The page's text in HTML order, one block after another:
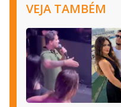
VEJA TAMBÉM